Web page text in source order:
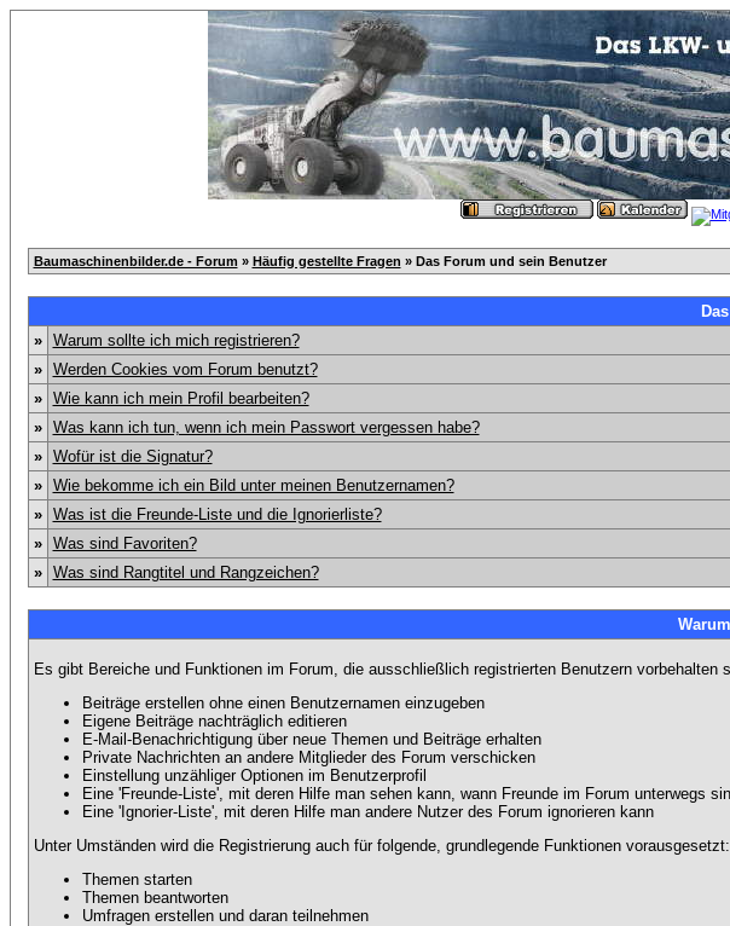
Baumaschinenbilder.de - Forum » Häufig gestellte Fragen » Das Forum und sein Benutzer
»
Warum sollte ich mich registrieren?
»
Werden Cookies vom Forum benutzt?
»
Wie kann ich mein Profil bearbeiten?
»
Was kann ich tun, wenn ich mein Passwort vergessen habe?
»
Wofür ist die Signatur?
»
Wie bekomme ich ein Bild unter meinen Benutzernamen?
»
Was ist die Freunde-Liste und die Ignorierliste?
»
Was sind Favoriten?
»
Was sind Rangtitel und Rangzeichen?
Es gibt Bereiche und Funktionen im Forum, die ausschließlich registrierten Benutzern
Beiträge erstellen ohne einen Benutzernamen einzugeben
Eigene Beiträge nachträglich editieren
E-Mail-Benachrichtigung über neue Themen und Beiträge erhalten
Private Nachrichten an andere Mitglieder des Forum verschicken
Einstellung unzähliger Optionen im Benutzerprofil
Eine 'Freunde-Liste', mit deren Hilfe man sehen kann, wann Freunde im Forum unterwegs
Eine 'Ignorier-Liste', mit deren Hilfe man andere Nutzer des Forum ignorieren kann
Unter Umständen wird die Registrierung auch für folgende, grundlegende Funktionen vorausgesetzt:
Themen starten
Themen beantworten
Umfragen erstellen und daran teilnehmen